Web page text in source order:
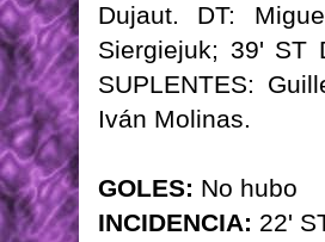
Dujaut. DT:
Siergiejuk; 39' ST
SUPLENTES:
Iván Molinas.
GOLES: No hubo
INCIDENCIA: 22'